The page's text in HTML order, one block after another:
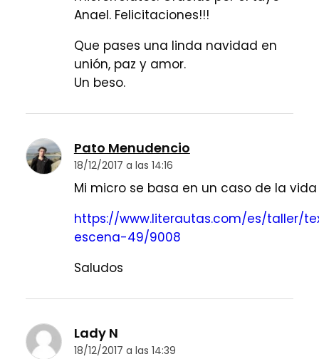
Anael. Felicitaciones!!!
Que pases una linda navidad en
unión, paz y amor.
Un beso.
Pato Menudencio
18/12/2017 a las 14:16
Mi micro se basa en un caso de la
https://www.literautas.com/es/taller/
escena-49/9008
Saludos
Lady N
18/12/2017 a las 14:39